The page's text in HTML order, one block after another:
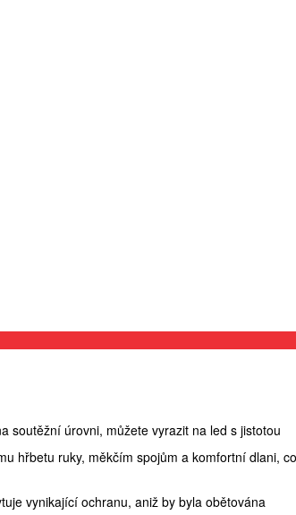
soutěžní úrovni, můžete vyrazit na led s jistotou
hřbetu ruky, měkčím spojům a komfortní dlani,
vynikající ochranu, aniž by byla obětována